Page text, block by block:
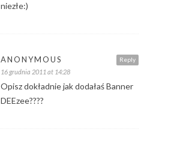
niezłe:)
Reply
ANONYMOUS
16 grudnia 2011 at 14:28
Opisz dokładnie jak dodałaś Banner
DEEzee????